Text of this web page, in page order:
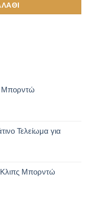
Μπορντώ
Τελείωμα για
Κλιπς Μπορντώ